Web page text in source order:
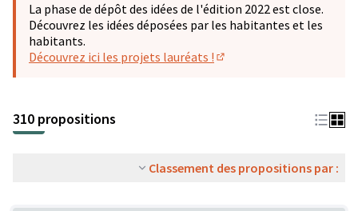
La phase de dépôt des idées de l'édition 2022 est close.
Découvrez les idées déposées par les habitantes et les
habitants.
Découvrez ici les projets lauréats !
310 propositions
Classement des propositions par :